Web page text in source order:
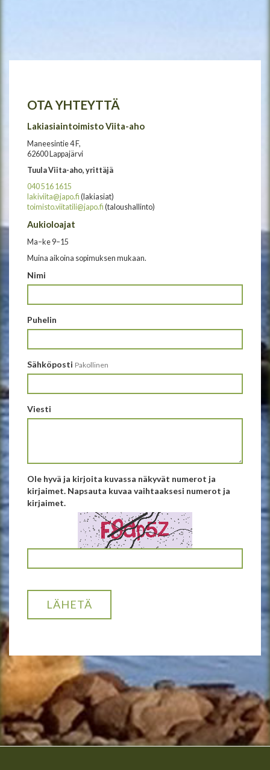
OTA YHTEYTTÄ
Lakiasiaintoimisto Viita-aho
Maneesintie 4 F,
62600 Lappajärvi
Tuula Viita-aho, yrittäjä
040 516 1615
lakiviita@japo.fi (lakiasiat)
toimisto.viitatili@japo.fi (taloushallinto)
Aukioloajat
Ma–ke 9–15
Muina aikoina sopimuksen mukaan.
Nimi
Puhelin
Sähköposti Pakollinen
Viesti
Ole hyvä ja kirjoita kuvassa näkyvät numerot ja
kirjaimet. Napsauta kuvaa vaihtaaksesi numerot ja
kirjaimet.